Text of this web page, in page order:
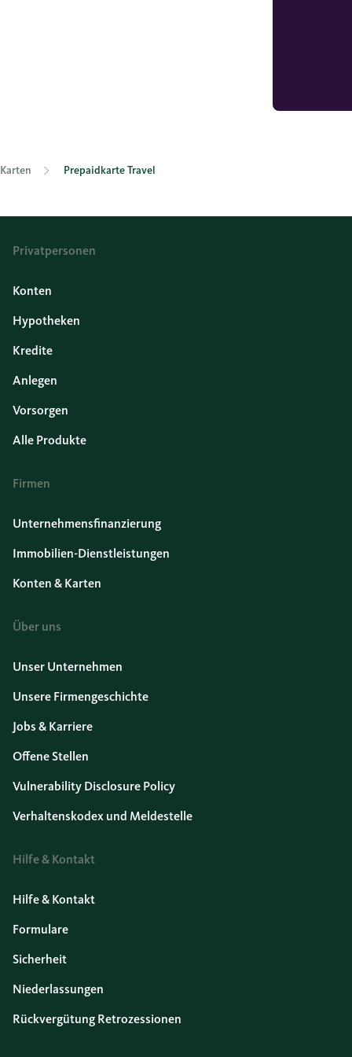
Karten Prepaidkarte Travel
Privatpersonen
Konten
Hypotheken
Kredite
Anlegen
Vorsorgen
Alle Produkte
Firmen
Unternehmensfinanzierung
Immobilien-Dienstleistungen
Konten & Karten
Über uns
Unser Unternehmen
Unsere Firmengeschichte
Jobs & Karriere
Offene Stellen
Vulnerability Disclosure Policy
Verhaltenskodex und Meldestelle
Hilfe & Kontakt
Hilfe & Kontakt
Formulare
Sicherheit
Niederlassungen
Rückvergütung Retrozessionen